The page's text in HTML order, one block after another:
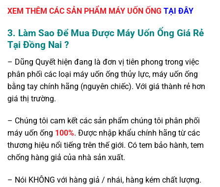
XEM THÊM CÁC SẢN PHẨM MÁY UỐN ỐNG TẠI ĐÂY
3. Làm Sao Để Mua Được Máy Uốn Ống Giá Rẻ
Tại Đồng Nai ?
– Dũng Quyết hiện đang là đơn vị tiên phong trong việc
phân phối các loại máy uốn ống thủy lực, máy uốn ống
bằng tay chính hãng (nguyên chiếc). Với giá thành rẻ hơn
giá thị trường.
– Chúng tôi cam kết các sản phẩm chúng tôi phân phối
máy uốn ống 100%. Được nhập khẩu chính hãng từ các
thương hiệu nổi tiếng trên thế giới. Có tem bảo hành, tem
chống hàng giả của nhà sản xuất.
– Nói KHÔNG với hàng giả / nhái, hàng kém chất lượng.